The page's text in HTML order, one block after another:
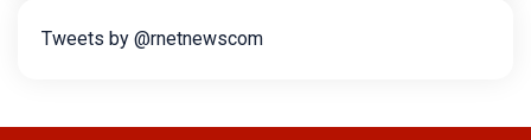
Tweets by @rnetnewscom